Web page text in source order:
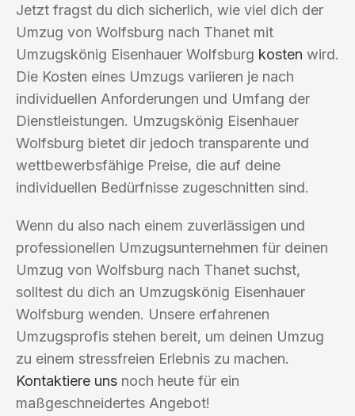
Jetzt fragst du dich sicherlich, wie viel dich der
Umzug von Wolfsburg nach Thanet mit
Umzugskönig Eisenhauer Wolfsburg kosten wird.
Die Kosten eines Umzugs variieren je nach
individuellen Anforderungen und Umfang der
Dienstleistungen. Umzugskönig Eisenhauer
Wolfsburg bietet dir jedoch transparente und
wettbewerbsfähige Preise, die auf deine
individuellen Bedürfnisse zugeschnitten sind.
Wenn du also nach einem zuverlässigen und
professionellen Umzugsunternehmen für deinen
Umzug von Wolfsburg nach Thanet suchst,
solltest du dich an Umzugskönig Eisenhauer
Wolfsburg wenden. Unsere erfahrenen
Umzugsprofis stehen bereit, um deinen Umzug
zu einem stressfreien Erlebnis zu machen.
Kontaktiere uns noch heute für ein
maßgeschneidertes Angebot!